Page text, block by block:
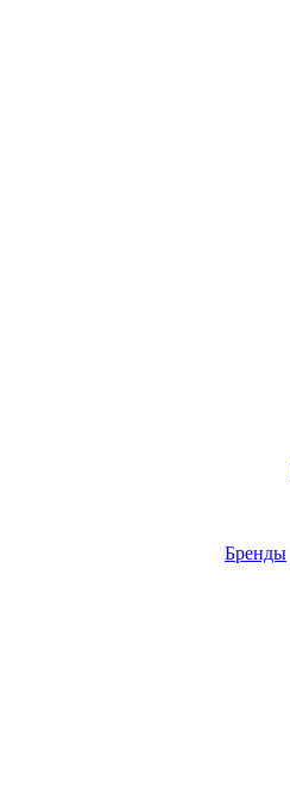
Бренды